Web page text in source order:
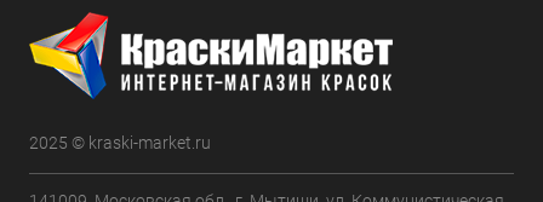
2025 © kraski-market.ru